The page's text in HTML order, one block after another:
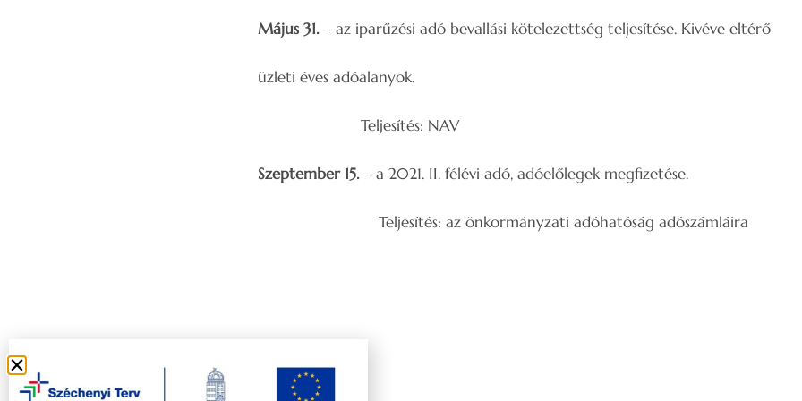
Május 31.– az iparűzési adó bevallási kötelezettség teljesítése. Kivéve eltérő
üzleti éves adóalanyok.
Teljesítés: NAV
Szeptember 15.– a 2021. II. félévi adó, adóelőlegek megfizetése.
Teljesítés: az önkormányzati adóhatóság adószámláira